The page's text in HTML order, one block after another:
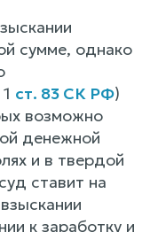
сумме, однако
ст. 83 СК РФ)
возможно
денежной
и в твердой
ставит на
к заработку и